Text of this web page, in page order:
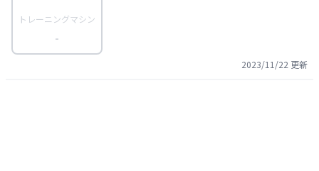
トレーニングマシン
-
2023/11/22 更新